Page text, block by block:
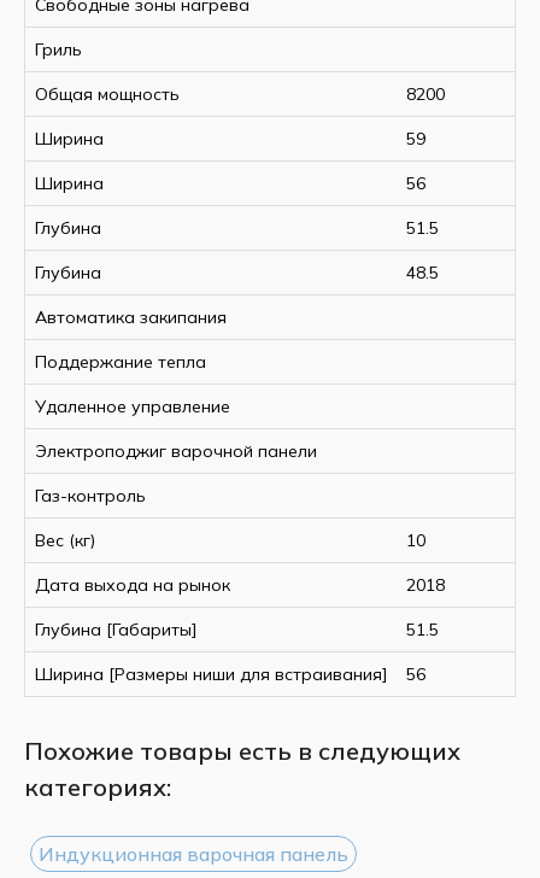
Гриль
Общая мощность 8200
Ширина 59
Ширина 56
Глубина 51.5
Глубина 48.5
Автоматика закипания
Поддержание тепла
Удаленное управление
Электроподжиг варочной панели
Газ-контроль
Вес (кг) 10
Дата выхода на рынок 2018
Глубина [Габариты] 51.5
Ширина [Размеры ниши для встраивания] 56
Похожие товары есть в следующих
категориях:
Индукционная варочная панель